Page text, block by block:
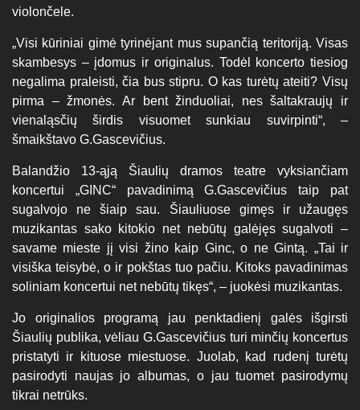
violončele.
„Visi kūriniai gimė tyrinėjant mus supančią teritoriją. Visas
skambesys – įdomus ir originalus. Todėl koncerto tiesiog
negalima praleisti, čia bus stipru. O kas turėtų ateiti? Visų
pirma – žmonės. Ar bent žinduoliai, nes šaltakraujų ir
vienaląsčių širdis visuomet sunkiau suvirpinti“, –
šmaikštavo G.Gascevičius.
Balandžio 13-ąją Šiaulių dramos teatre vyksiančiam
koncertui „GINC“ pavadinimą G.Gascevičius taip pat
sugalvojo ne šiaip sau. Šiauliuose gimęs ir užaugęs
muzikantas sako kitokio net nebūtų galėjęs sugalvoti –
savame mieste jį visi žino kaip Ginc, o ne Gintą. „Tai ir
visiška teisybė, o ir pokštas tuo pačiu. Kitoks pavadinimas
soliniam koncertui net nebūtų tikęs“, – juokėsi muzikantas.
Jo originalios programą jau penktadienį galės išgirsti
Šiaulių publika, vėliau G.Gascevičius turi minčių koncertus
pristatyti ir kituose miestuose. Juolab, kad rudenį turėtų
pasirodyti naujas jo albumas, o jau tuomet pasirodymų
tikrai netrūks.